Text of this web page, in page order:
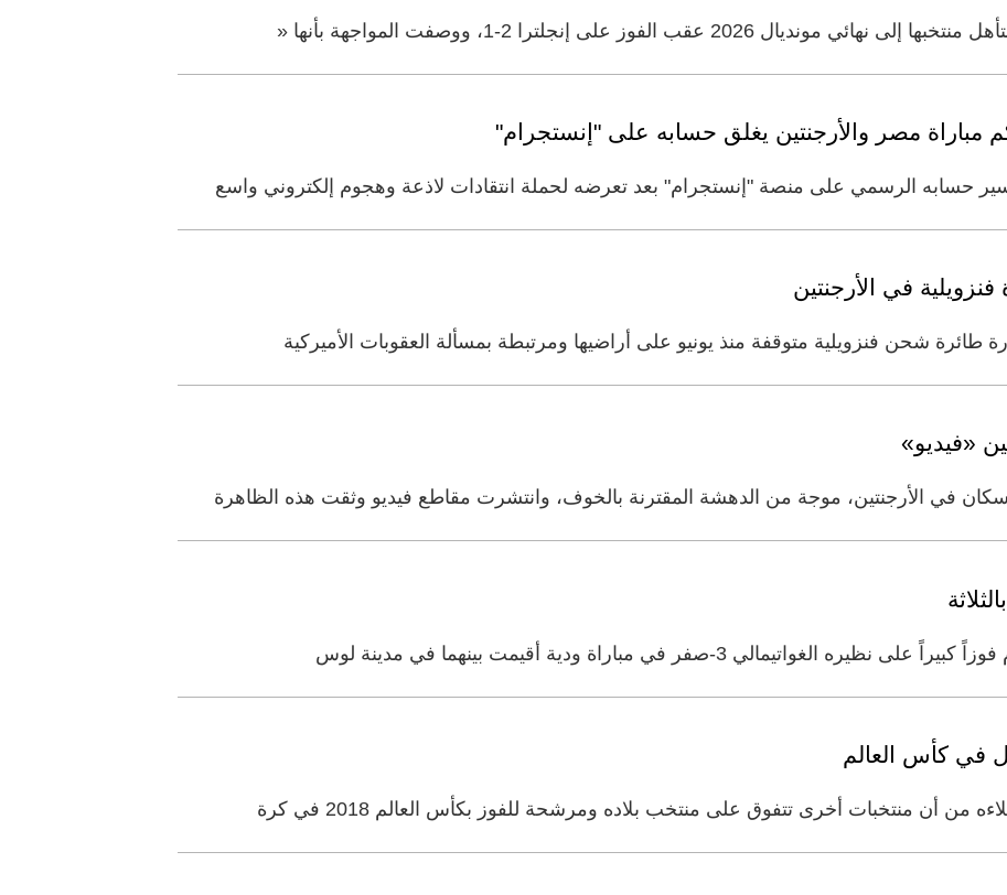
2026 عقب الفوز على إنجلترا 2-1، ووصفت المواجهة بأنها «
مصر والأرجنتين يغلق حسابه على "إنستجرام"
حسابه الرسمي على منصة "إنستجرام" بعد تعرضه لحملة انتقادات لاذعة وهجوم إلكتروني واسع
في الأرجنتين
شحن فنزويلية متوقفة منذ يونيو على أراضيها ومرتبطة بمسألة العقوبات الأميركية
«فيديو»
سكان في الأرجنتين، موجة من الدهشة المقترنة بالخوف، وانتشرت مقاطع فيديو وثقت هذه الظاهرة
3-صفر في مباراة ودية أقيمت بينهما في مدينة لوس
في كأس العالم
من أن منتخبات أخرى تتفوق على منتخب بلاده ومرشحة للفوز بكأس العالم 2018 في كرة